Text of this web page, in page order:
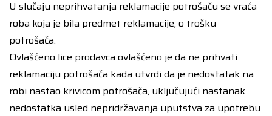
U slučaju neprihvatanja reklamacije potrošaču se vraća
roba koja je bila predmet reklamacije, o trošku
potrošača.
Ovlašćeno lice prodavca ovlašćeno je da ne prihvati
reklamaciju potrošača kada utvrdi da je nedostatak na
robi nastao krivicom potrošača, uključujući nastanak
nedostatka usled nepridržavanja uputstva za upotrebu